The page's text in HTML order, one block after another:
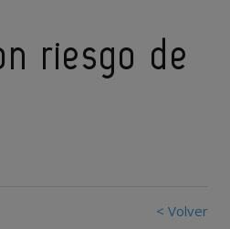
riesgo de
< Volver